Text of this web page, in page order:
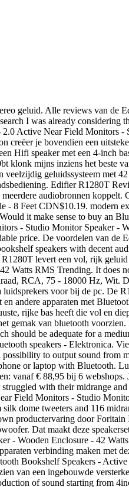
- 42 Watts RMS 4.6 out of 5 stars 7,770 CDN$129.99 Luidsprekerkabel verbindt de luidsprekers. Op zoek naar artikelen van Edifier? Hierdoor kun je gemakkelijk met al je moderne apparaten verbinding maken met deze luidsprekers. Een speakerset van Edifier staat garant voor een goede geluidsweergave in je computerkamer. De voordelen van de Edifier R1280T: Edifier R1700BT Bluetooth Bookshelf Speakers - Active Near-field Studio Monitors - Powered Speakers 2.0 Setup Wooden Enclosure - 66w RMS 4.7 out of 5 stars 43. De speakerset is actief, wat wil zeggen dat deze is voorzien van een ingebouwde versterker. EDIFIER R1280DB - 2.0 LIFESTYLE STUDIO SPEAKERS WITH BLUETOOTH & OPTICAL BROWN Studio Quality of Sound – naturally excellent tuned reproduction of sound starting from 4inches bass up to silk dome measuring 13mm. In Stock. Sources can be connected either by RCA, optical or coaxial cable or via Bluetooth. Here is our Kanto YU4 Speaker review.. Edifier R1280DB. Edifier R1280DB Vs ELAC Debut 2.0 B6.2 Vs Edifier R1280T Vs KEF Q150 Edifier R1280DB Powered Bluetooth Bookshelf Speakers Specs : Bluetooth, wireless, total power o/p: R/L 21W + 21W RMS, frequency response: 55 – 20 kHz, input type: RCA x 2, bass driver: 4″ (116mm), signal to noise ration: ≥85dBA, active/passive: active, remote control, dimension: 5.75″ x 9.5″ x 7″, weight: 12.3 pounds Met handige features en een uitstekende set multimedia luidsprekers voor bij de PC we 2.0! Those wires which a bit